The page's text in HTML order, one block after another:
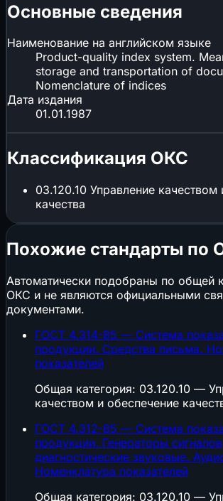
Основные сведения
Наименование на английском языке
Product-quality index system.
storage and transportation of
Nomenclature of indices
Дата издания
01.01.1987
Классификация ОКС
03.120.10 Управление качеством
качества
Похожие стандарты по
Автоматически подобраны по общей
ОКС и не являются официальными
документами.
ГОСТ 4.314-85 — Система
продукции. Средства письма.
показателей
Общая категория: 03.120.10 —
качеством и обеспечение
ГОСТ 4.312-85 — Система
продукции. Генераторы сигналов
диагностические звуковые.
Номенклатура показателей
Общая категория: 03.120.10 —